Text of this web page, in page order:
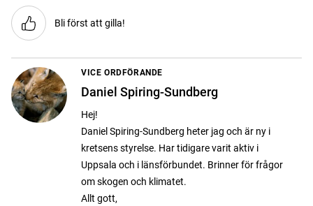
Bli först att gilla!
VICE ORDFÖRANDE
Daniel Spiring-Sundberg
Hej!
Daniel Spiring-Sundberg heter jag och är ny i
kretsens styrelse. Har tidigare varit aktiv i
Uppsala och i länsförbundet. Brinner för frågor
om skogen och klimatet.
Allt gott,